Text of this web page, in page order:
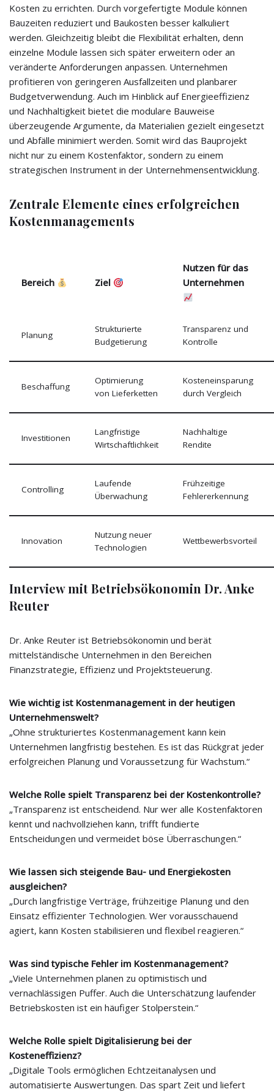
Kosten zu errichten. Durch vorgefertigte Module können
Bauzeiten reduziert und Baukosten besser kalkuliert
werden. Gleichzeitig bleibt die Flexibilität erhalten, denn
einzelne Module lassen sich später erweitern oder an
veränderte Anforderungen anpassen. Unternehmen
profitieren von geringeren Ausfallzeiten und planbarer
Budgetverwendung. Auch im Hinblick auf Energieeffizienz
und Nachhaltigkeit bietet die modulare Bauweise
überzeugende Argumente, da Materialien gezielt eingesetzt
und Abfälle minimiert werden. Somit wird das Bauprojekt
nicht nur zu einem Kostenfaktor, sondern zu einem
strategischen Instrument in der Unternehmensentwicklung.
Zentrale Elemente eines erfolgreichen
Kostenmanagements
Bereich Ziel
Nutzen für das
Unternehmen
Planung
Strukturierte
Budgetierung
Transparenz und
Kontrolle
Beschaffung
Optimierung
von Lieferketten
Kosteneinsparung
durch Vergleich
Investitionen
Langfristige
Wirtschaftlichkeit
Nachhaltige
Rendite
Controlling
Laufende
Überwachung
Frühzeitige
Fehlererkennung
Innovation
Nutzung neuer
Technologien
Wettbewerbsvorteil
Interview mit Betriebsökonomin Dr. Anke
Reuter
Dr. Anke Reuter ist Betriebsökonomin und berät
mittelständische Unternehmen in den Bereichen
Finanzstrategie, Effizienz und Projektsteuerung.
Wie wichtig ist Kostenmanagement in der heutigen
Unternehmenswelt?
„Ohne strukturiertes Kostenmanagement kann kein
Unternehmen langfristig bestehen. Es ist das Rückgrat jeder
erfolgreichen Planung und Voraussetzung für Wachstum.“
Welche Rolle spielt Transparenz bei der Kostenkontrolle?
„Transparenz ist entscheidend. Nur wer alle Kostenfaktoren
kennt und nachvollziehen kann, trifft fundierte
Entscheidungen und vermeidet böse Überraschungen.“
Wie lassen sich steigende Bau- und Energiekosten
ausgleichen?
„Durch langfristige Verträge, frühzeitige Planung und den
Einsatz effizienter Technologien. Wer vorausschauend
agiert, kann Kosten stabilisieren und flexibel reagieren.“
Was sind typische Fehler im Kostenmanagement?
„Viele Unternehmen planen zu optimistisch und
vernachlässigen Puffer. Auch die Unterschätzung laufender
Betriebskosten ist ein häufiger Stolperstein.“
Welche Rolle spielt Digitalisierung bei der
Kosteneffizienz?
„Digitale Tools ermöglichen Echtzeitanalysen und
automatisierte Auswertungen. Das spart Zeit und liefert